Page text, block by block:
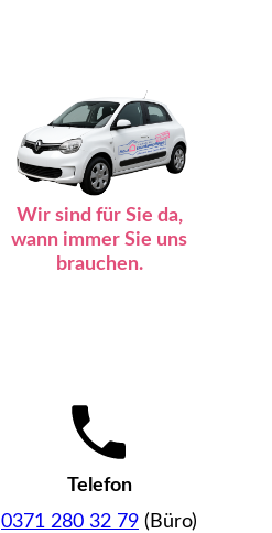
Wir sind für Sie da,
wann immer Sie uns
brauchen.
Telefon
0371 280 32 79 (Büro)